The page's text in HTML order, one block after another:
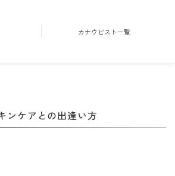
カナウビスト一覧
ンケアとの出逢い方